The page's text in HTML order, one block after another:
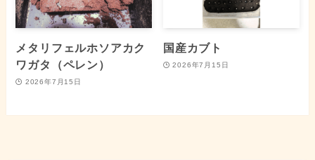
メタリフェルホソアカク
ワガタ（ペレン）
2026年7月15日
国産カブト
2026年7月15日